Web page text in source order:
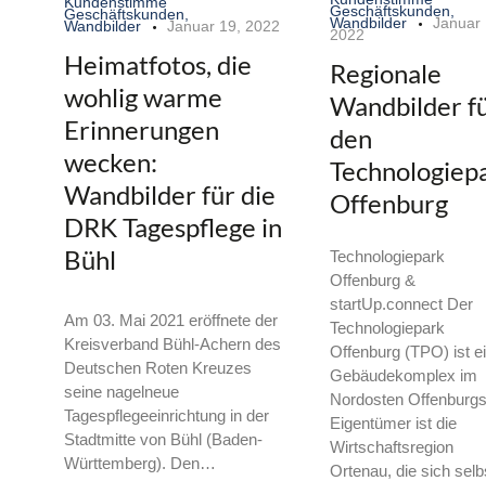
Geschäftskunden
Wandbilder Januar 19, 2022
Heimatfotos, die
wohlig warme
Erinnerungen
wecken:
Wandbilder für die
DRK Tagespflege in
Bühl
Am 03. Mai 2021 eröffnete der
Kreisverband Bühl-Achern des
Deutschen Roten Kreuzes
seine nagelneue
Tagespflegeeinrichtung in der
Stadtmitte von Bühl (Baden-
Württemberg). Den…
Geschäftskunden
Wandbilder Januar
2022
Regionale
Wandbilder
den
Offenburg
Technologiepark
Offenburg &
startUp.connect Der
Technologiepark
Offenburg (TPO) ist
Gebäudekomplex im
Nordosten
Eigentümer ist die
Wirtschaftsregion
Ortenau, die sich